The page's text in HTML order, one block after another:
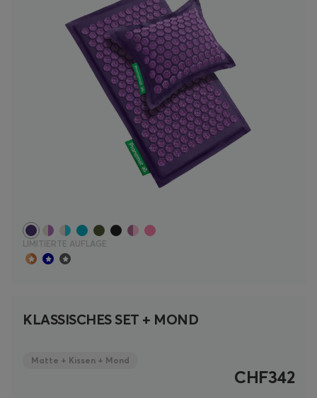
LIMITIERTE AUFLAGE
KLASSISCHES SET + MOND
Matte + Kissen + Mond
CHF342